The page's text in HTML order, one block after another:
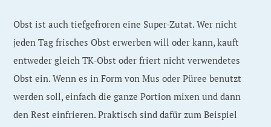
Obst ist auch tiefgefroren eine Super-Zutat. Wer nicht
jeden Tag frisches Obst erwerben will oder kann, kauft
entweder gleich TK-Obst oder friert nicht verwendetes
Obst ein. Wenn es in Form von Mus oder Püree benutzt
werden soll, einfach die ganze Portion mixen und dann
den Rest einfrieren. Praktisch sind dafür zum Beispiel